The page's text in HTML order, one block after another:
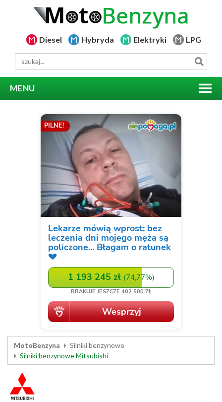
Diesel Hybryda Elektryki LPG
MENU
MotoBenzyna
Silniki benzynowe
Silniki benzynowe Mitsubishi